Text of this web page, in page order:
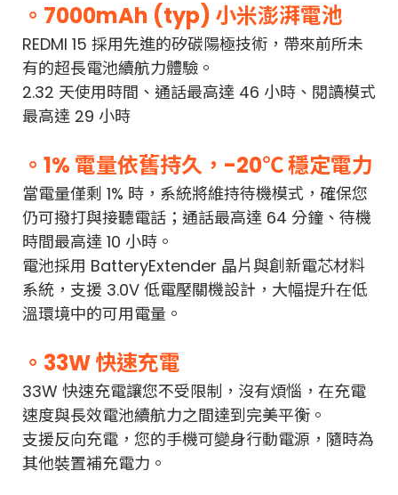
。7000mAh (typ) 小米澎湃電池
REDMI 15 採用先進的矽碳陽極技術，帶來前所未
有的超長電池續航力體驗。
2.32 天使用時間、 通話最高達 46 小時、 閱讀模式
最高達 29 小時
。1% 電量依舊持久，-20℃ 穩定電力
當電量僅剩 1% 時，系統將維持待機模式，確保您
仍可撥打與接聽電話；通話最高達 64 分鐘、待機
時間最高達 10 小時。
電池採用 BatteryExtender 晶片與創新電芯材料
系統，支援 3.0V 低電壓關機設計，大幅提升在低
溫環境中的可用電量。
。33W 快速充電
33W 快速充電讓您不受限制，沒有煩惱，在充電
速度與長效電池續航力之間達到完美平衡。
支援反向充電，您的手機可變身行動電源，隨時為
其他裝置補充電力。